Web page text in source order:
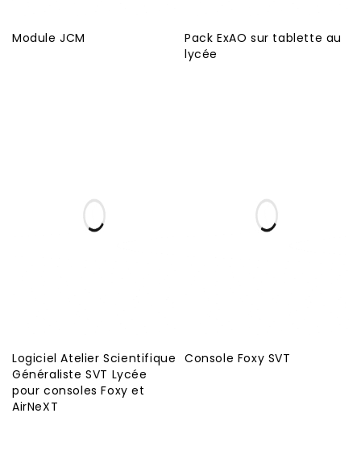
Module JCM
Pack ExAO sur tablette au
lycée
Logiciel Atelier Scientifique
Généraliste SVT Lycée
pour consoles Foxy et
AirNeXT
Console Foxy SVT